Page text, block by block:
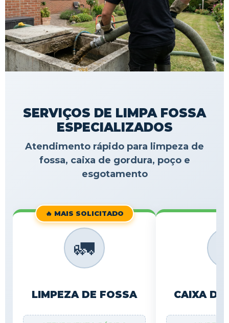
SERVIÇOS DE LIMPA FOSSA
ESPECIALIZADOS
Atendimento rápido para limpeza de
fossa, caixa de gordura, poço e
esgotamento
🔥 MAIS SOLICITADO
🚛
LIMPEZA DE FOSSA CAIXA DE